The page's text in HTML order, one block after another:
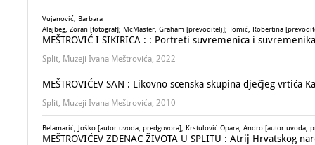
Vujanović, Barbara
Alajbeg, Zoran [fotograf]; McMaster, Graham [prevoditelj]; Tomić, Robertina
MEŠTROVIĆ I SIKIRICA : : Portreti suvremenica i
Split, Muzeji Ivana Meštrovića, 2022
MEŠTROVIĆEV SAN : Likovno scenska skupina dječjeg vrtića
Split, Muzeji Ivana Meštrovića, 2010
Belamarić, Joško [autor uvoda, predgovora]; Krstulović Opara, Andro [autor uvoda,
MEŠTROVIĆEV ZDENAC ŽIVOTA U SPLITU : Atrij Hrvatskog